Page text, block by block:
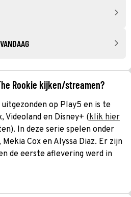
Rookie kijken/streamen?
op Play5 en is te
Videoland en Disney+ (klik hier
In deze serie spelen onder
Cox en Alyssa Diaz. Er zijn
de eerste aflevering werd in